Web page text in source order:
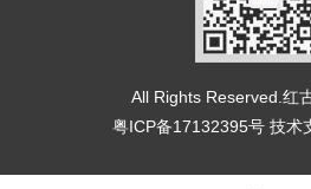
All Rights Reserved.红
粤ICP备17132395号技术